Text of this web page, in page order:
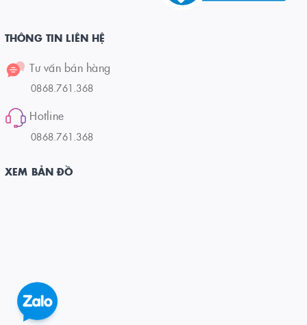
THÔNG TIN LIÊN HỆ
Tư vấn bán hàng
0868.761.368
Hotline
0868.761.368
XEM BẢN ĐỒ